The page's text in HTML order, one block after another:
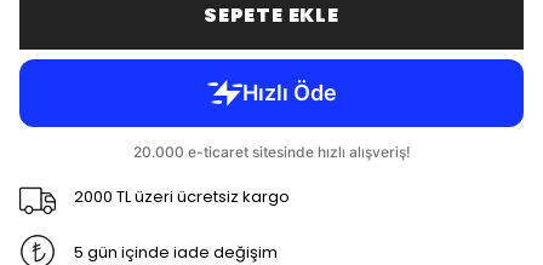
SEPETE EKLE
2000 TL üzeri ücretsiz kargo
5 gün içinde iade değişim